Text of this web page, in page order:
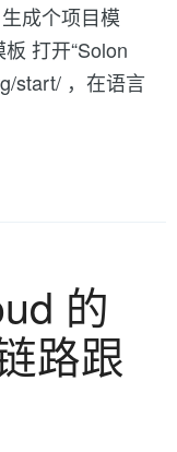
成个项目模
打开“Solon
start/ ，在语言
的
路跟